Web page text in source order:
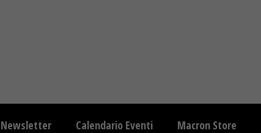
Newsletter Calendario Eventi Macron Store